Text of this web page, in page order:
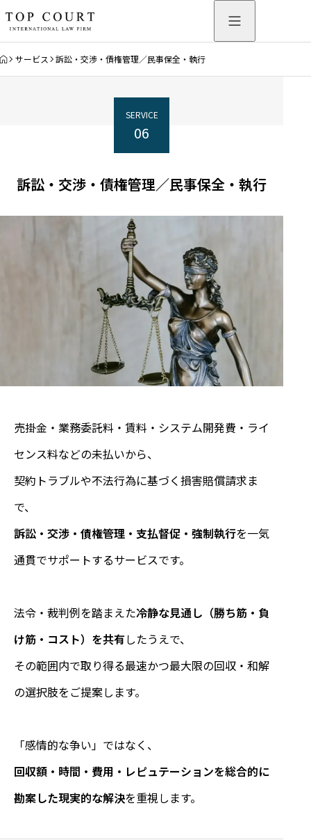
HOME
サービス 訴訟・交渉・債権管理／民事保全・執行
SERVICE
06
訴訟・交渉・債権管理／民事保全・執行
売掛金・業務委託料・賃料・システム開発費・ライ
センス料などの未払いから、
契約トラブルや不法行為に基づく損害賠償請求ま
で、
訴訟・交渉・債権管理・支払督促・強制執行を一気
通貫でサポートするサービスです。
法令・裁判例を踏まえた冷静な見通し（勝ち筋・負
け筋・コスト）を共有したうえで、
その範囲内で取り得る最速かつ最大限の回収・和解
の選択肢をご提案します。
「感情的な争い」ではなく、
回収額・時間・費用・レピュテーションを総合的に
勘案した現実的な解決を重視します。